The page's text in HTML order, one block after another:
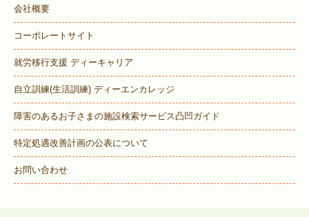
会社概要
コーポレートサイト
就労移行支援 ディーキャリア
自立訓練(生活訓練) ディーエンカレッジ
障害のあるお子さまの施設検索サービス凸凹ガイド
特定処遇改善計画の公表について
お問い合わせ